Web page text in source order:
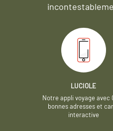
LUCIOLE
Notre appli voyage avec
bonnes adresses et
interactive